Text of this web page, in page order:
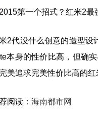
2代没什么创意的造型设
本身的性价比高，但确
美追求完美性价比高的
阅读： 海南都市网